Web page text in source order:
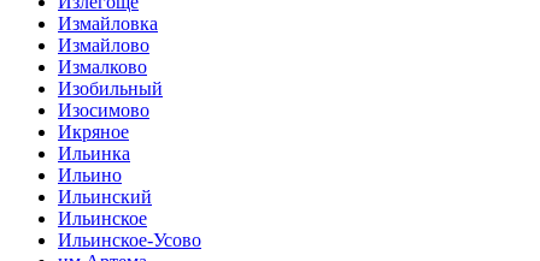
Измайловка
Измайлово
Измалково
Изобильный
Изосимово
Икряное
Ильинка
Ильино
Ильинский
Ильинское
Ильинское-Усово